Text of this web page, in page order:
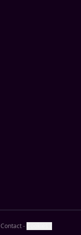
Contact-